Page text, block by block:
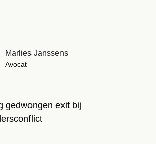
Marlies Janssens
Avocat